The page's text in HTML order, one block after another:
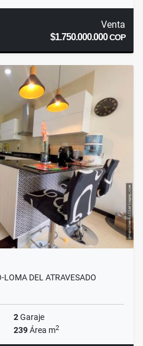
Venta
$1.750.000.000COP
LOMA DEL ATRAVESADO
2Garaje
239Área m2